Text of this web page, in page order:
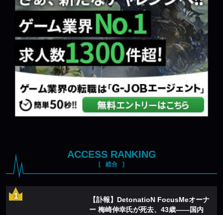
ACCESS RANKING
総合
【訃報】DetonatioN FocusMeオーナ
ー 梅崎伸幸氏が死去、43歳——国内